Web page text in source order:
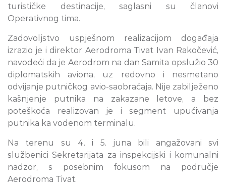
turističke destinacije, saglasni su članovi
Operativnog tima.
Zadovoljstvo uspješnom realizacijom događaja
izrazio je i direktor Aerodroma Tivat Ivan Rakočević,
navodeći da je Aerodrom na dan Samita opslužio 30
diplomatskih aviona, uz redovno i nesmetano
odvijanje putničkog avio-saobraćaja. Nije zabilježeno
kašnjenje putnika na zakazane letove, a bez
poteškoća realizovan je i segment upućivanja
putnika ka vodenom terminalu.
Na terenu su 4. i 5. juna bili angažovani svi
službenici Sekretarijata za inspekcijski i komunalni
nadzor, s posebnim fokusom na područje
Aerodroma Tivat.